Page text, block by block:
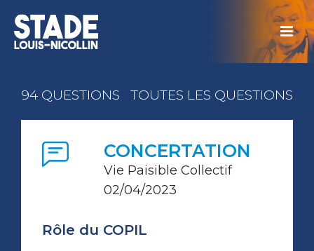
94 QUESTIONS TOUTES LES QUESTIONS
CONCERTATION
Vie Paisible Collectif
02/04/2023
Rôle du COPIL